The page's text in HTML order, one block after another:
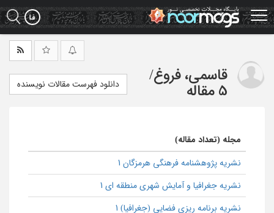
Skip
to
main
قاسمی، فروغ/
5 مقاله
دانلود فهرست مقالات نویسنده
مجله (تعداد مقاله)
نشریه پژوهشنامه فرهنگی هرمزگان 1
نشریه جغرافیا و آمایش شهری منطقه ای 1
نشریه برنامه ریزی فضایی (جغرافیا) 1